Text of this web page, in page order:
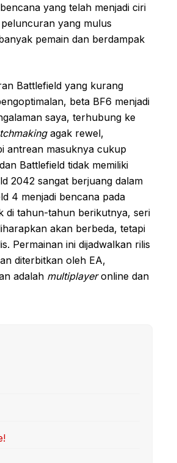
yang telah menjadi ciri
yang mulus
pemain dan berdampak
Battlefield yang kurang
beta BF6 menjadi
saya, terhubung ke
agak rewel,
antrean masuknya cukup
Battlefield tidak memiliki
2042 sangat berjuang dalam
4 menjadi bencana pada
di tahun-tahun berikutnya, seri
akan berbeda, tetapi
Permainan ini dijadwalkan rilis
diterbitkan oleh EA,
adalah multiplayeronline dan